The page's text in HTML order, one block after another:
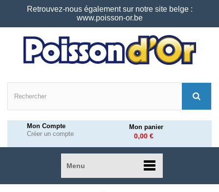
Retrouvez-nous également sur notre site belge :
www.poisson-or.be
Mon Compte
Créer un compte
Mon panier
0,00 €
Menu